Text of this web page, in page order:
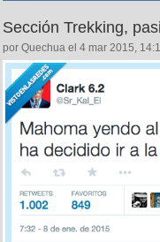
Sección Trekking,
por Quechua el 4 mar 2015,